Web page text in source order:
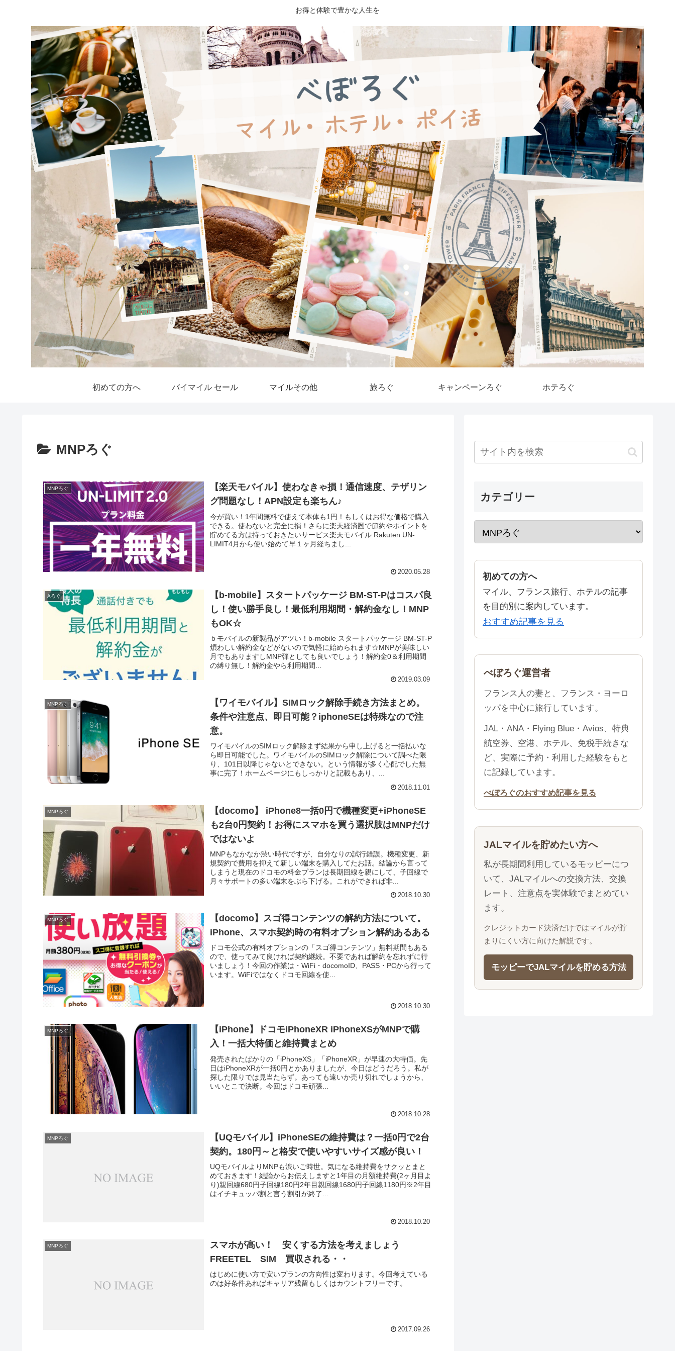
お得と体験で豊かな人生を
初めての方へ バイマイル セール マイルその他 旅ろぐ キャンペーンろぐ ホテろぐ
MNPろぐ
MNPろぐ
【楽天モバイル】使わなきゃ損！通信速度、テザリン
グ問題なし！APN設定も楽ちん♪
今が買い！1年間無料で使えて本体も1円！もしくはお得な価格で購入
できる。使わないと完全に損！さらに楽天経済圏で節約やポイントを
貯めてる方は持っておきたいサービス楽天モバイル Rakuten UN-
LIMIT4月から使い始めて早１ヶ月経ちまし...
2020.05.28
Aろぐ
【b-mobile】スタートパッケージ BM-ST-Pはコスパ良
し！使い勝手良し！最低利用期間・解約金なし！MNP
もOK☆
ｂモバイルの新製品がアツい！b-mobile スタートパッケージ BM-ST-P
煩わしい解約金などがないので気軽に始められます☆MNPが美味しい
月でもありますしMNP弾としても良いでしょう！解約金0＆利用期間
の縛り無し！解約金やら利用期間...
2019.03.09
MNPろぐ
【ワイモバイル】SIMロック解除手続き方法まとめ。
条件や注意点、即日可能？iphoneSEは特殊なので注
意。
ワイモバイルのSIMロック解除まず結果から申し上げると一括払いな
ら即日可能でした。ワイモバイルのSIMロック解除について調べた限
り、101日以降じゃないとできない。という情報が多く心配でした無
事に完了！ホームページにもしっかりと記載もあり、...
2018.11.01
MNPろぐ
【docomo】 iPhone8一括0円で機種変更+iPhoneSE
も2台0円契約！お得にスマホを買う選択肢はMNPだけ
ではないよ
MNPもなかなか渋い時代ですが、自分なりの試行錯誤。機種変更、新
規契約で費用を抑えて新しい端末を購入してたお話。結論から言って
しまうと現在のドコモの料金プランは長期回線を親にして、子回線で
月々サポートの多い端末をぶら下げる。これができれば非...
2018.10.30
MNPろぐ
【docomo】スゴ得コンテンツの解約方法について。
iPhone、スマホ契約時の有料オプション解約あるある
ドコモ公式の有料オプションの「スゴ得コンテンツ」無料期間もある
ので、使ってみて良ければ契約継続。不要であれば解約を忘れずに行
いましょう！今回の作業は・WiFi・docomoID、PASS・PCから行って
います。WiFiではなくドコモ回線を使...
2018.10.30
MNPろぐ
【iPhone】ドコモiPhoneXR iPhoneXSがMNPで購
入！一括大特価と維持費まとめ
発売されたばかりの「iPhoneXS」「iPhoneXR」が早速の大特価。先
日はiPhoneXRが一括0円とかありましたが、今日はどうだろう。私が
探した限りでは見当たらず。あっても遠いか売り切れでしょうから、
いいとこで決断。今回はドコモ頑張...
2018.10.28
MNPろぐ
【UQモバイル】iPhoneSEの維持費は？一括0円で2台
契約。180円～と格安で使いやすいサイズ感が良い！
UQモバイルよりMNPも渋いご時世。気になる維持費をサクッとまと
めておきます！結論からお伝えしますと1年目の月額維持費(2ヶ月目よ
り)親回線680円子回線180円2年目親回線1680円子回線1180円※2年目
はイチキュッパ割と言う割引が終了...
2018.10.20
MNPろぐ
スマホが高い！ 安くする方法を考えましょう
FREETEL SIM 買収される・・
はじめに使い方で安いプランの方向性は変わります。今回考えている
のは好条件あればキャリア残留もしくはカウントフリーです。
2017.09.26
カテゴリー
初めての方へ
マイル、フランス旅行、ホテルの記事
を目的別に案内しています。
おすすめ記事を見る
べぼろぐ運営者
フランス人の妻と、フランス・ヨーロ
ッパを中心に旅行しています。
JAL・ANA・Flying Blue・Avios、特典
航空券、空港、ホテル、免税手続きな
ど、実際に予約・利用した経験をもと
に記録しています。
べぼろぐのおすすめ記事を見る
JALマイルを貯めたい方へ
私が長期間利用しているモッピーにつ
いて、JALマイルへの交換方法、交換
レート、注意点を実体験でまとめてい
ます。
クレジットカード決済だけではマイルが貯
まりにくい方に向けた解説です。
モッピーでJALマイルを貯める方法